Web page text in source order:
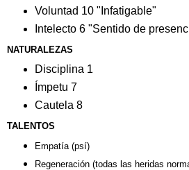
Voluntad 10 "Infatigable"
Intelecto 6 "Sentido de
NATURALEZAS
Disciplina 1
Ímpetu 7
Cautela 8
TALENTOS
Empatía (psí)
Regeneración (todas las heridas